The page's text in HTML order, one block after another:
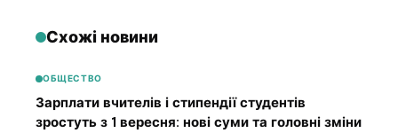
Схожі новини
ОБЩЕСТВО
Зарплати вчителів і стипендії студентів
зростуть з 1 вересня: нові суми та головні зміни